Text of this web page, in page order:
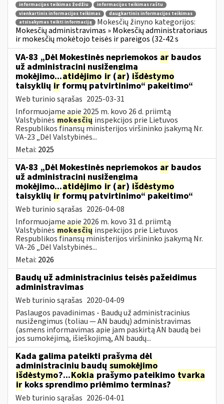
informacijos teikimas žodžiu
informacijos teikimas raštu
vienkartinis informacijos teikimas
daugkartinis informacijos teikimas
atsisakymas teikti informaciją
Mokesčių žinyno kategorijos:
Mokesčių administravimas » Mokesčių administratoriaus
ir mokesčių mokėtojo teisės ir pareigos (32-42 s
VA-83 „Dėl Mokestinės nepriemokos ar baudos
už administracinį nusižengimą
mokėjimo...atidėjimo ir (ar) išdėstymo
taisyklių ir formų patvirtinimo“ pakeitimo“
Web turinio sąrašas 2025-03-31
Informuojame apie 2025 m. kovo 26 d. priimtą
Valstybinės mokesčių inspekcijos prie Lietuvos
Respublikos finansų ministerijos viršininko įsakymą Nr.
VA-23 „Dėl Valstybinės...
Metai: 2025
VA-83 „Dėl Mokestinės nepriemokos ar baudos
už administracinį nusižengimą
mokėjimo...atidėjimo ir (ar) išdėstymo
taisyklių ir formų patvirtinimo“ pakeitimo“
Web turinio sąrašas 2026-04-08
Informuojame apie 2026 m. kovo 31 d. priimtą
Valstybinės mokesčių inspekcijos prie Lietuvos
Respublikos finansų ministerijos viršininko įsakymą Nr.
VA-26 „Dėl Valstybinės...
Metai: 2026
Baudų už administracinius teisės pažeidimus
administravimas
Web turinio sąrašas 2020-04-09
Paslaugos pavadinimas - Baudų už administracinius
nusižengimus (toliau — AN baudų) administravimas
(asmens informavimas apie jam paskirtą AN baudą bei
jos sumokėjimą, išieškojimą, AN baudų...
Kada galima pateikti prašymą dėl
administracinių baudų sumokėjimo
išdėstymo?...Kokia prašymo pateikimo tvarka
irkoks sprendimo priėmimo terminas?
Web turinio sąrašas 2026-04-01